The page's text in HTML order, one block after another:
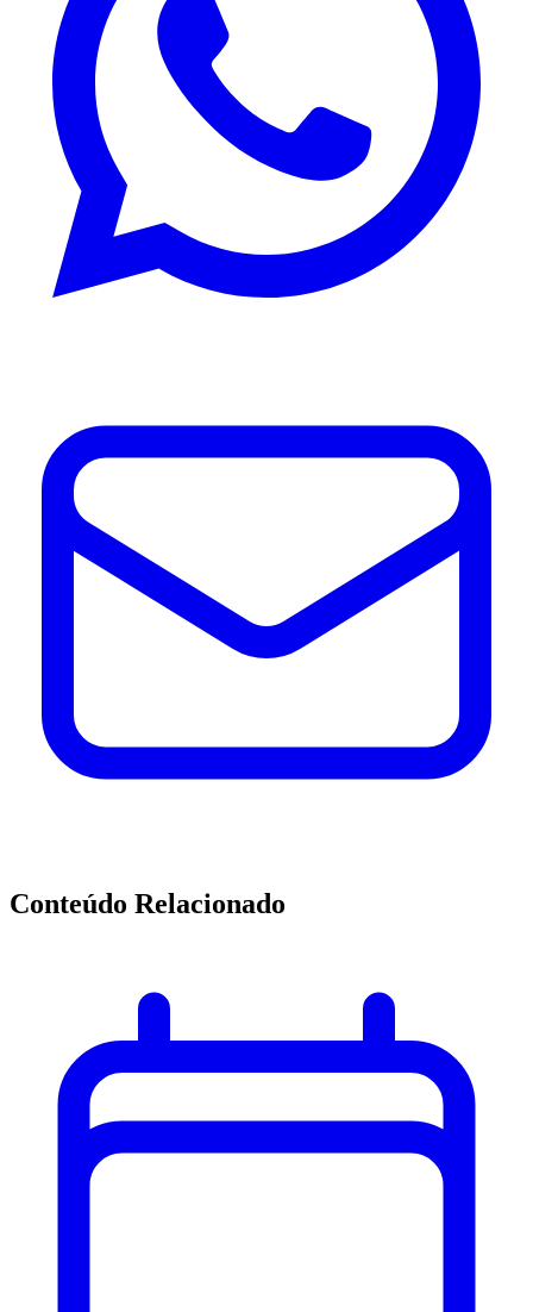
Conteúdo Relacionado